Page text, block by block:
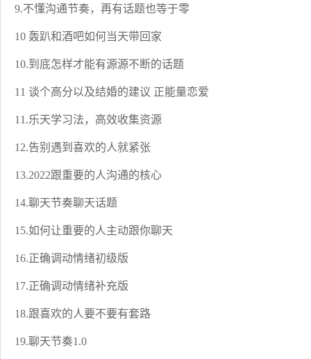
9.不懂沟通节奏，再有话题也等于零
10 轰趴和酒吧如何当天带回家
10.到底怎样才能有源源不断的话题
11 谈个高分以及结婚的建议 正能量恋爱
11.乐天学习法，高效收集资源
12.告别遇到喜欢的人就紧张
13.2022跟重要的人沟通的核心
14.聊天节奏聊天话题
15.如何让重要的人主动跟你聊天
16.正确调动情绪初级版
17.正确调动情绪补充版
18.跟喜欢的人要不要有套路
19.聊天节奏1.0